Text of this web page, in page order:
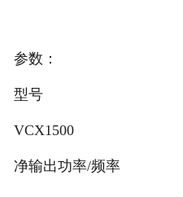
参数：
型号
VCX1500
净输出功率/频率